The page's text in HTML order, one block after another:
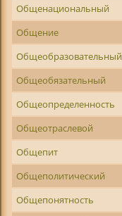
Общенациональный
Общение
Общеобразовательный
Общеобязательный
Общеопределенность
Общеотраслевой
Общепит
Общеполитический
Общепонятность